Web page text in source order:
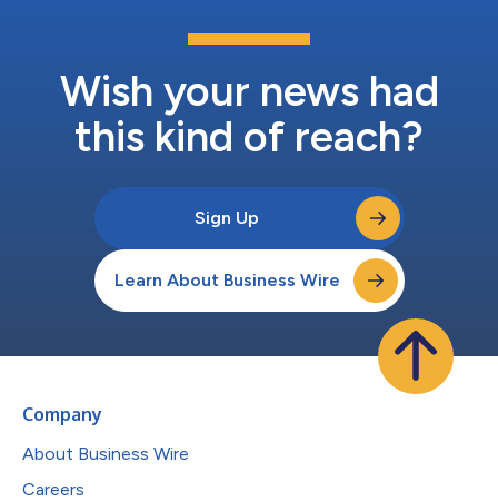
Wish your news had
this kind of reach?
Sign Up
Learn About Business Wire
Company
About Business Wire
Careers